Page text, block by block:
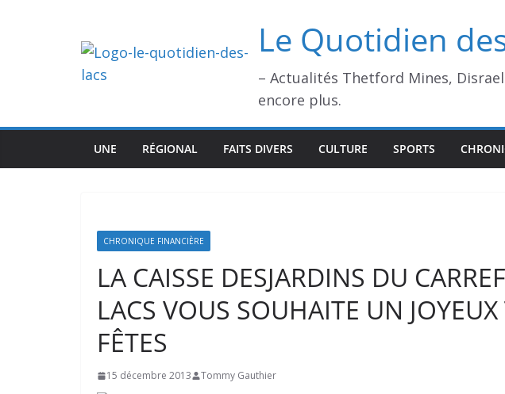
Le Quotidien
– Actualités Thetford Mines,
encore plus.
UNE RÉGIONAL FAITS DIVERS CULTURE SPORTS
CHRONIQUE FINANCIÈRE
LA CAISSE DESJARDINS DU
LACS VOUS SOUHAITE UN
FÊTES
15 décembre 2013 Tommy Gauthier